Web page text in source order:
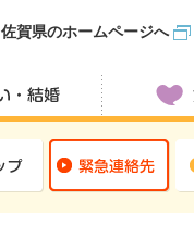
佐賀県のホームページへ